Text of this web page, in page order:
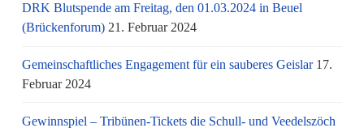
DRK Blutspende am Freitag, den 01.03.2024 in Beuel
(Brückenforum) 21. Februar 2024
Gemeinschaftliches Engagement für ein sauberes Geislar 17.
Februar 2024
Gewinnspiel – Tribünen-Tickets die Schull- und Veedelszöch